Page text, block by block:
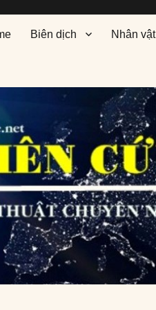
Biên dịch Nhân vật